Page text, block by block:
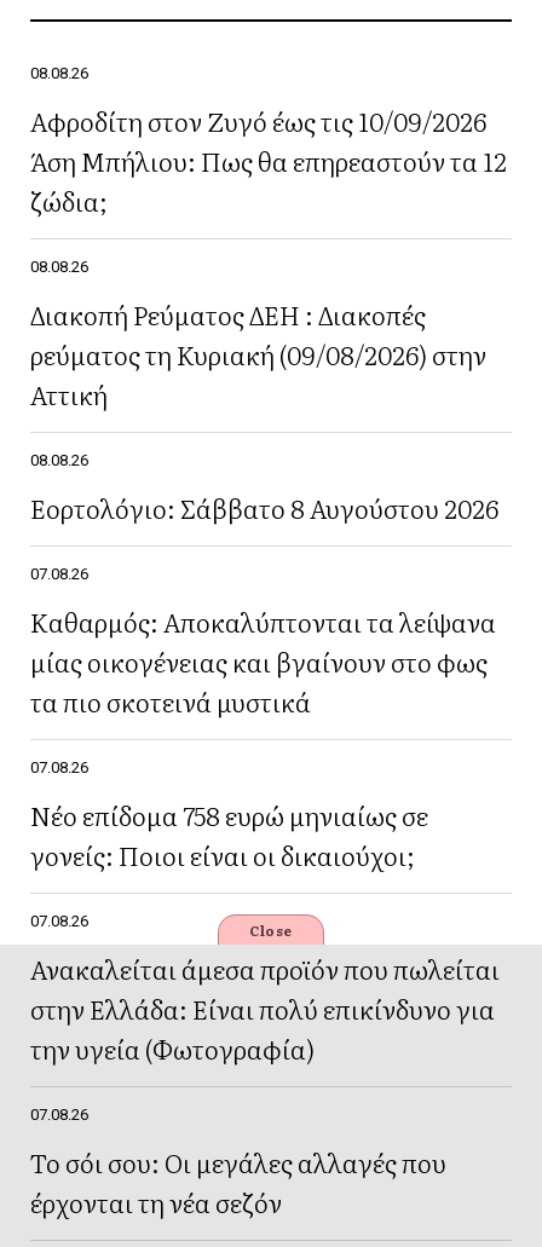
08.08.26
Αφροδίτη στον Ζυγό έως τις 10/09/2026
Άση Μπήλιου: Πως θα επηρεαστούν τα 12
ζώδια;
08.08.26
Διακοπή Ρεύματος ΔΕΗ : Διακοπές
ρεύματος τη Κυριακή (09/08/2026) στην
Αττική
08.08.26
Εορτολόγιο: Σάββατο 8 Αυγούστου 2026
07.08.26
Καθαρμός: Αποκαλύπτονται τα λείψανα
μίας οικογένειας και βγαίνουν στο φως
τα πιο σκοτεινά μυστικά
07.08.26
Νέο επίδομα 758 ευρώ μηνιαίως σε
γονείς: Ποιοι είναι οι δικαιούχοι;
07.08.26
Ανακαλείται άμεσα προϊόν που πωλείται
στην Ελλάδα: Είναι πολύ επικίνδυνο για
την υγεία (Φωτογραφία)
07.08.26
Το σόι σου: Οι μεγάλες αλλαγές που
έρχονται τη νέα σεζόν
Close